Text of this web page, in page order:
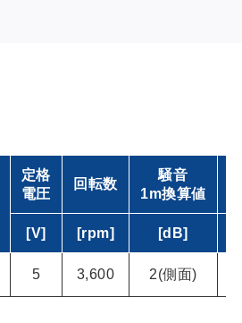
定格
電圧
回転数
騒音
1m換算値
[V] [rpm] [dB]
5 3,600 2(側面)